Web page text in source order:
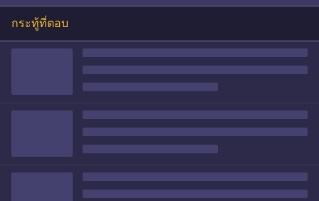
กระทู้ที่ตอบ